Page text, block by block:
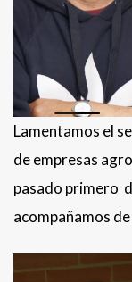
Lamentamos el
de empresas
pasado primero
acompañamos